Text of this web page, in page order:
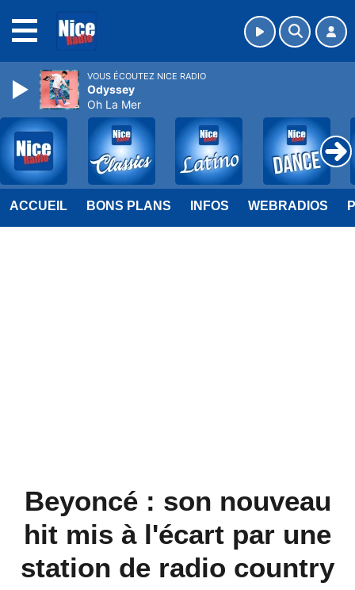
ACCUEIL BONS PLANS INFOS WEBRADIOS
Beyoncé : son nouveau
hit mis à l'écart par une
station de radio country
VOUS ÉCOUTEZ NICE RADIO
Odyssey
Oh La Mer